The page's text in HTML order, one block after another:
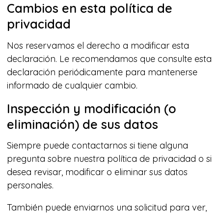
Cambios en esta política de
privacidad
Nos reservamos el derecho a modificar esta
declaración. Le recomendamos que consulte esta
declaración periódicamente para mantenerse
informado de cualquier cambio.
Inspección y modificación (o
eliminación) de sus datos
Siempre puede contactarnos si tiene alguna
pregunta sobre nuestra política de privacidad o si
desea revisar, modificar o eliminar sus datos
personales.
También puede enviarnos una solicitud para ver,